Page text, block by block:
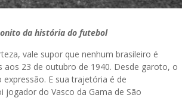
da história do futebol
vale supor que nenhum brasileiro é
aos 23 de outubro de 1940. Desde garoto, o
E sua trajetória é de
do Vasco da Gama de São